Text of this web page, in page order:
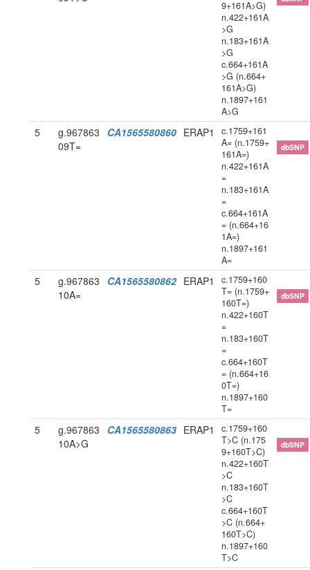
9+161A>G)
n.422+161A
>G
n.183+161A
>G
c.664+161A
>G (n.664+
161A>G)
n.1897+161
A>G
5
g.967863
09T=
CA1565580860 ERAP1
c.1759+161
A= (n.1759+
161A=)
n.422+161A
=
n.183+161A
=
c.664+161A
= (n.664+16
1A=)
n.1897+161
A=
dbSNP
5
g.967863
10A=
CA1565580862 ERAP1
c.1759+160
T= (n.1759+
160T=)
n.422+160T
=
n.183+160T
=
c.664+160T
= (n.664+16
0T=)
n.1897+160
T=
dbSNP
5
g.967863
10A>G
CA1565580863 ERAP1
c.1759+160
T>C (n.175
9+160T>C)
n.422+160T
>C
n.183+160T
>C
c.664+160T
>C (n.664+
160T>C)
n.1897+160
T>C
dbSNP